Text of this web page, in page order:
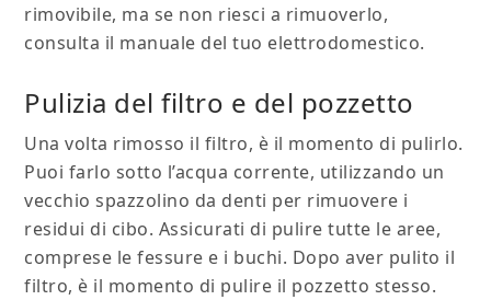
rimovibile, ma se non riesci a rimuoverlo,
consulta il manuale del tuo elettrodomestico.
Pulizia del filtro e del pozzetto
Una volta rimosso il filtro, è il momento di pulirlo.
Puoi farlo sotto l’acqua corrente, utilizzando un
vecchio spazzolino da denti per rimuovere i
residui di cibo. Assicurati di pulire tutte le aree,
comprese le fessure e i buchi. Dopo aver pulito il
filtro, è il momento di pulire il pozzetto stesso.